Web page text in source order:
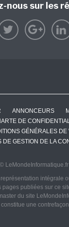
nous sur les
ANNONCEURS
DE
GÉNÉRALES DE
DE GESTION DE LA
intégrale
pages publiées sur ce
du site
constitue une